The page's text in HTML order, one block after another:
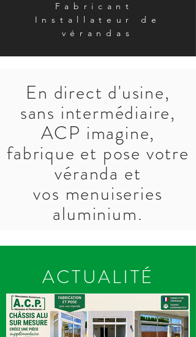
Fabricant
Installateur de
vérandas
En direct d'usine,
sans intermédiaire,
ACP imagine,
fabrique et pose votre
véranda et
vos menuiseries
aluminium.
ACTUALITÉ